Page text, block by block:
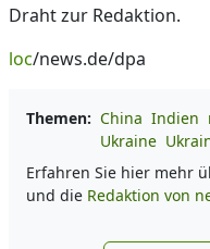
Draht zur Redaktion.
loc/news.de/dpa
Themen: China Indien
Ukraine
Erfahren Sie hier mehr
und die Redaktion von